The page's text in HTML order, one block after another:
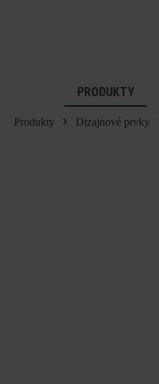
PRODUKTY
Produkty Dizajnové prvky